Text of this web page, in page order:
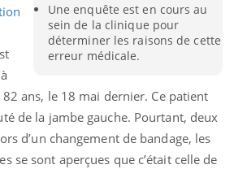
Une enquête est en cours au
sein de la clinique pour
déterminer les raisons de cette
erreur médicale.
ans, le 18 mai dernier. Ce patient
de la jambe gauche. Pourtant, deux
d’un changement de bandage, les
se sont aperçues que c’était celle de